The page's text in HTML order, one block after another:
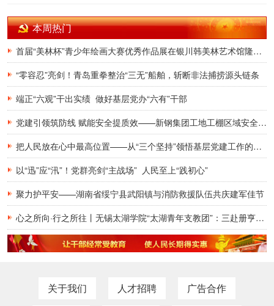
本周热门
首届“美林杯”青少年绘画大赛优秀作品展在银川韩美林艺术馆隆重开幕
“零容忍”亮剑！青岛重拳整治“三无”船舶，斩断非法捕捞源头链条
端正“六观”干出实绩 做好基层党办“六有”干部
党建引领筑防线 赋能安全提质效——新钢集团工地工棚区域安全管理创新实践研究
把人民放在心中最高位置——从“三个坚持”领悟基层党建工作的为民初心
以“迅”应“汛”！党群亮剑“主战场” 人民至上“践初心”
聚力护平安——湖南省绥宁县武阳镇与消防救援队伍共庆建军佳节
心之所向·行之所往丨无锡太湖学院“太湖青年支教团”：三赴册亨，十年之约再启盛夏
关于我们 人才招聘 广告合作